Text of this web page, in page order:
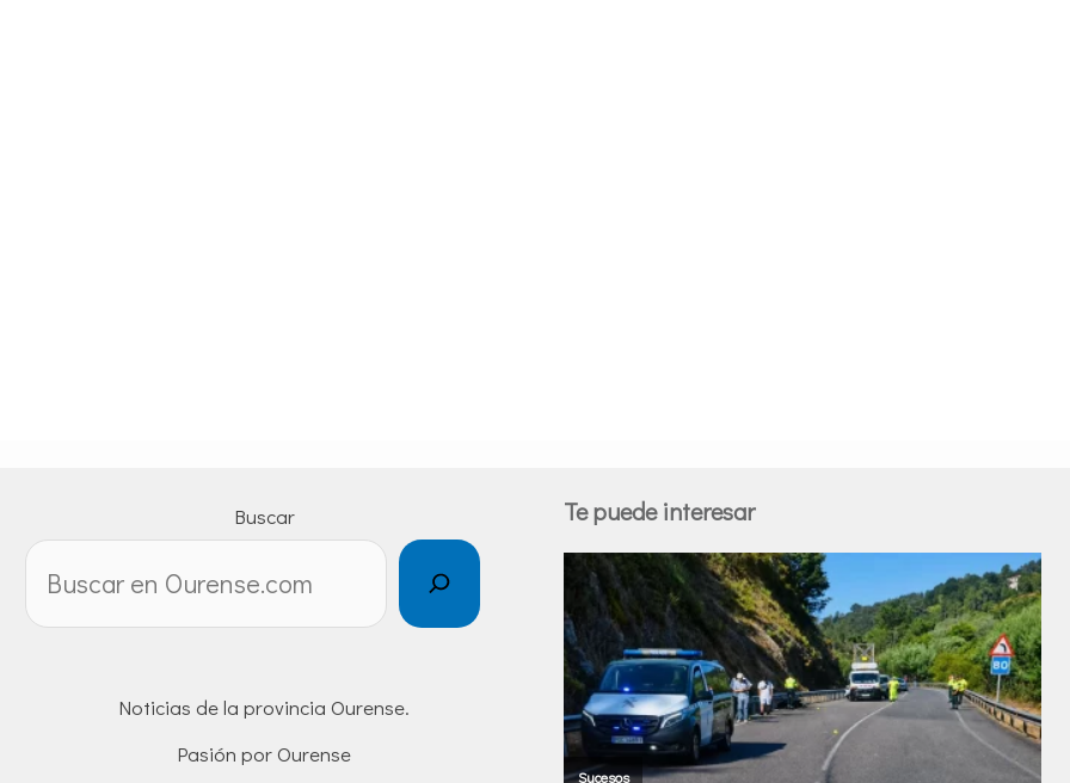
Buscar
Noticias de la provincia Ourense.
Pasión por Ourense
Te puede interesar